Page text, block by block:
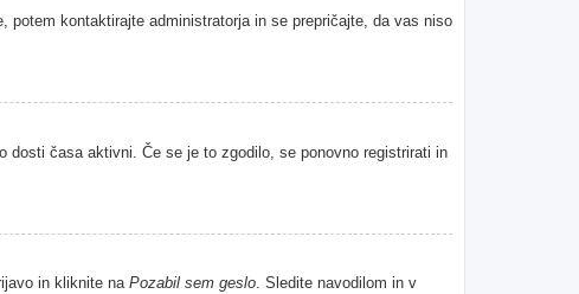
kontaktirajte administratorja in se prepričajte, da vas niso
dosti časa aktivni. Če se je to zgodilo, se ponovno registrirati in
in kliknite na Pozabil sem geslo. Sledite navodilom in v